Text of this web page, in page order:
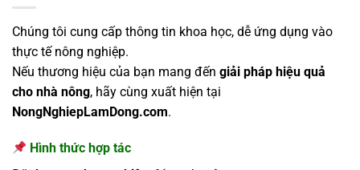
Chúng tôi cung cấp thông tin khoa học, dễ ứng dụng vào
thực tế nông nghiệp.
Nếu thương hiệu của bạn mang đến giải pháp hiệu quả
cho nhà nông, hãy cùng xuất hiện tại
NongNghiepLamDong.com.
Hình thức hợp tác